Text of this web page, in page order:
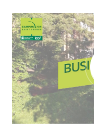
Lecteur
vidéo